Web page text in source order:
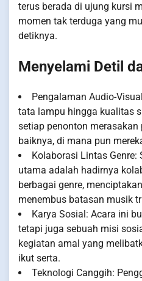
terus berada di ujung kursi
momen tak terduga yang
detiknya.
Menyelami Detil
Pengalaman Audio-
tata lampu hingga kualitas
setiap penonton
baiknya, di mana pun
Kolaborasi Lintas
utama adalah hadirnya
berbagai genre,
menembus batasan musik
Karya Sosial: Acara ini
tetapi juga sebuah misi
kegiatan amal yang
ikut serta.
Teknologi Canggih: